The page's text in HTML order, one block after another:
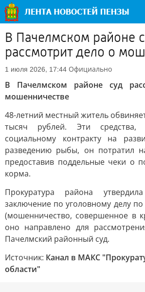
В Пачелмском районе
рассмотрит дело о
1 июля 2026, 17:44 Официально
В Пачелмском районе суд
мошенничестве
48-летний местный житель
тысяч рублей. Эти средства,
социальному контракту на
разведению рыбы, он потратил
предоставив поддельные чеки о
корма.
Прокуратура района
заключение по уголовному делу
(мошенничество, совершенное в
оно направлено для
Пачелмский районный суд.
Источник: Канал в МАКС
области"